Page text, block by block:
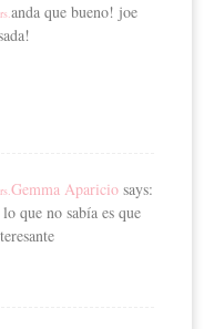
anda que bueno! joe
Gemma Aparicio says:
que no sabía es que